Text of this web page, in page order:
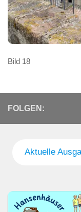
Bild 18
FOLGEN:
Aktuelle